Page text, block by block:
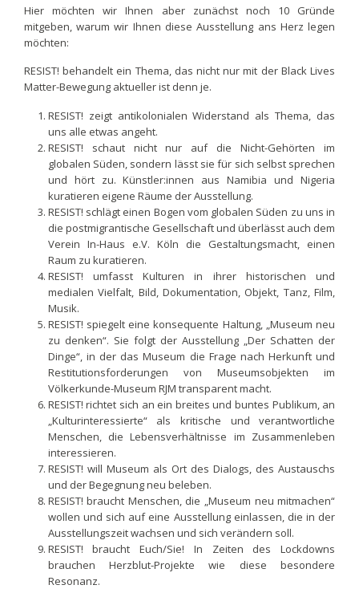
Hier möchten wir Ihnen aber zunächst noch 10 Gründe
mitgeben, warum wir Ihnen diese Ausstellung ans Herz legen
möchten:
RESIST! behandelt ein Thema, das nicht nur mit der Black Lives
Matter-Bewegung aktueller ist denn je.
RESIST! zeigt antikolonialen Widerstand als Thema, das
uns alle etwas angeht.
RESIST! schaut nicht nur auf die Nicht-Gehörten im
globalen Süden, sondern lässt sie für sich selbst sprechen
und hört zu. Künstler:innen aus Namibia und Nigeria
kuratieren eigene Räume der Ausstellung.
RESIST! schlägt einen Bogen vom globalen Süden zu uns in
die postmigrantische Gesellschaft und überlässt auch dem
Verein In-Haus e.V. Köln die Gestaltungsmacht, einen
Raum zu kuratieren.
RESIST! umfasst Kulturen in ihrer historischen und
medialen Vielfalt, Bild, Dokumentation, Objekt, Tanz, Film,
Musik.
RESIST! spiegelt eine konsequente Haltung, „Museum neu
zu denken“. Sie folgt der Ausstellung „Der Schatten der
Dinge“, in der das Museum die Frage nach Herkunft und
Restitutionsforderungen von Museumsobjekten im
Völkerkunde-Museum RJM transparent macht.
RESIST! richtet sich an ein breites und buntes Publikum, an
„Kulturinteressierte“ als kritische und verantwortliche
Menschen, die Lebensverhältnisse im Zusammenleben
interessieren.
RESIST! will Museum als Ort des Dialogs, des Austauschs
und der Begegnung neu beleben.
RESIST! braucht Menschen, die „Museum neu mitmachen“
wollen und sich auf eine Ausstellung einlassen, die in der
Ausstellungszeit wachsen und sich verändern soll.
RESIST! braucht Euch/Sie! In Zeiten des Lockdowns
brauchen Herzblut-Projekte wie diese besondere
Resonanz.